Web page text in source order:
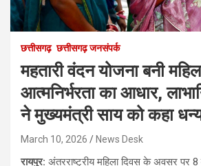
छत्तीसगढ़ छत्तीसगढ़ जनसंपर्क
महतारी वंदन योजना बनी
आत्मनिर्भरता का आधार,
ने मुख्यमंत्री साय को कहा
March 10, 2026 News Desk
रायपुर: अंतरराष्ट्रीय महिला दिवस के अवसर पर 8